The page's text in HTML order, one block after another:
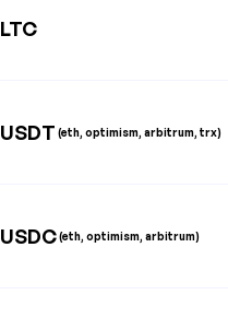
LTC
USDT (eth, optimism, arbitrum, trx)
USDC(eth, optimism, arbitrum)